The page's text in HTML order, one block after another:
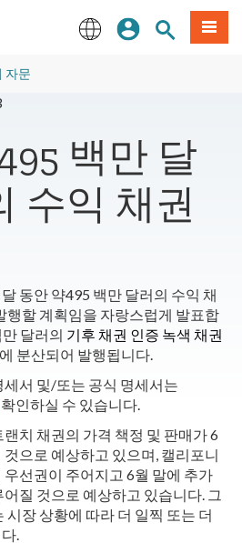
로그인사이트 검색
메뉴
자문
백만 달
수익 채권
동안 약495 백만 달러의 수익 채
행할 계획임을 자랑스럽게 발표합
달러의 기후 채권 인증 녹색 채권
분산되어 발행됩니다.
서 및/또는 공식 명세서는
확인하실 수 있습니다.
치 채권의 가격 책정 및 판매가 6
으로 예상하고 있으며, 캘리포니
선권이 주어지고 6월 말에 추가
질 것으로 예상하고 있습니다. 그
시장 상황에 따라 더 일찍 또는 더
.